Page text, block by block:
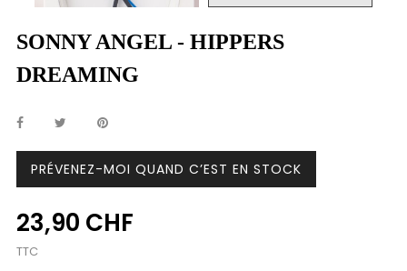
SONNY ANGEL - HIPPERS
DREAMING
PRÉVENEZ-MOI QUAND C’EST EN STOCK
23,90 CHF
TTC